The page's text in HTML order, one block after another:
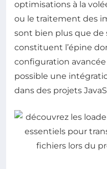
optimisations à la
ou le traitement des
sont bien plus que de
constituent l’épine
configuration
possible une
dans des projets